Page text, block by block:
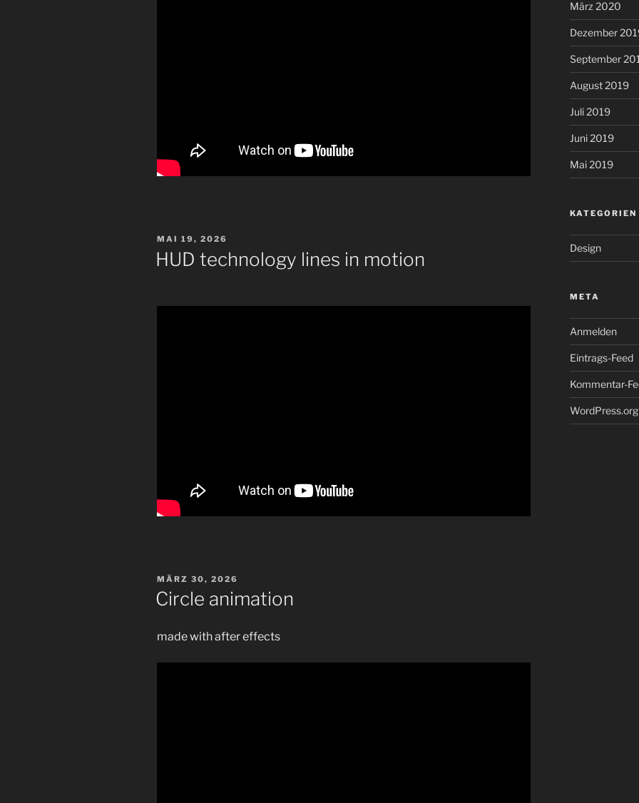
VERÖFFENTLICHT
AM
MAI 19, 2026
HUD technology lines in motion
VERÖFFENTLICHT
AM
MÄRZ 30, 2026
Circle animation
made with after effects
März 2020
Dezember
September
August 2019
Juli 2019
Juni 2019
Mai 2019
KATEGORIEN
Design
META
Anmelden
Eintrags-Feed
Kommentar-
WordPress.org